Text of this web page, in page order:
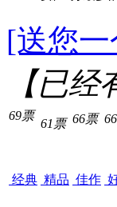
[送您
【已经
69票
经典
61票
精品
66票
佳作